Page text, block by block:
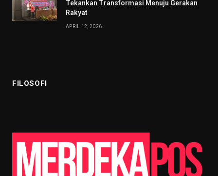
Tekankan Transformasi Menuju Gerakan
Rakyat
APRIL 12, 2026
FILOSOFI